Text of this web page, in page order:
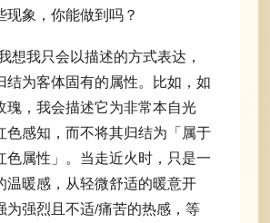
现象，你能做到吗？
想我只会以描述的方式表达，
结为客体固有的属性。比如，如
瑰，我会描述它为非常本自光
色感知，而不将其归结为「属于
色属性」。当走近火时，只是一
温暖感，从轻微舒适的暖意开
为强烈且不适/痛苦的热感，等